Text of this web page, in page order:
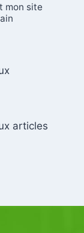
mon site
articles